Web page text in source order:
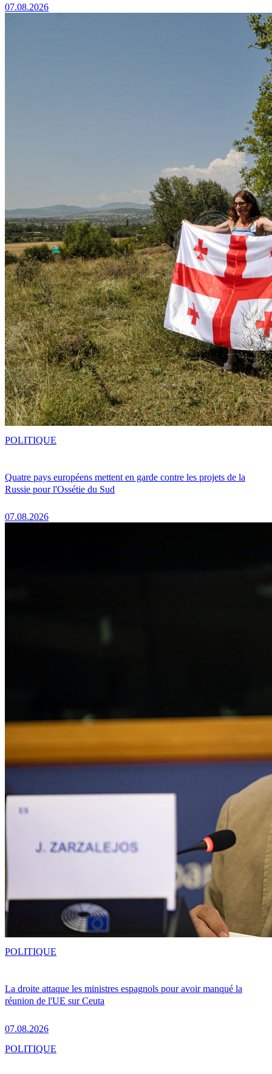
07.08.2026
Quatre pays européens mettent en garde contre les projets de la
Russie pour l'Ossétie du Sud
07.08.2026
POLITIQUE
La droite attaque les ministres espagnols pour avoir manqué la
réunion de l'UE sur Ceuta
07.08.2026
POLITIQUE
POLITIQUE